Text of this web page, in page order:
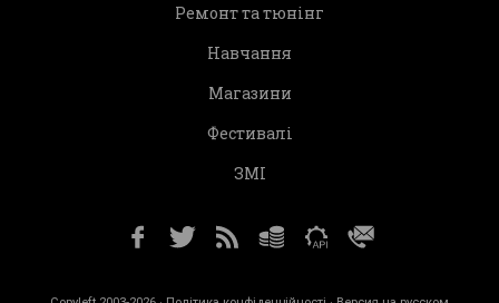
Ремонт та тюнінг
Навчання
Магазини
Фестивалі
ЗМІ